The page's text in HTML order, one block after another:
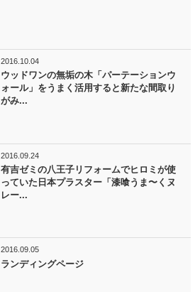
2016.10.04
ウッドワンの無垢の木「パーテーションウ
ォール」をうまく活用すると新たな間取り
がみ...
2016.09.24
有吉ゼミの八王子リフォームでヒロミが使
っていた日本プラスター「漆喰うま〜くヌ
レー...
2016.09.05
ランディングページ